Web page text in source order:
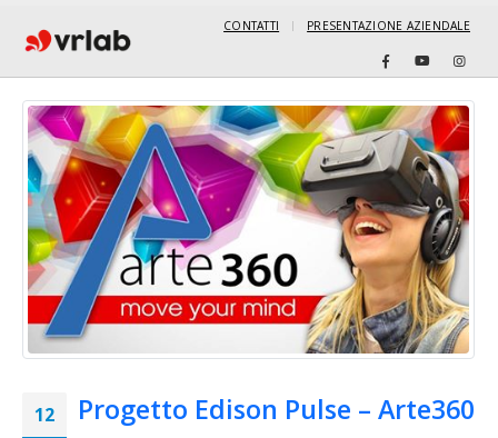
CONTATTI PRESENTAZIONE AZIENDALE
12 Progetto Edison Pulse – Arte360